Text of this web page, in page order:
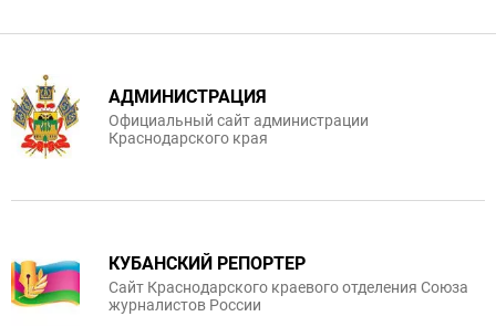
АДМИНИСТРАЦИЯ
Официальный сайт администрации
Краснодарского края
КУБАНСКИЙ РЕПОРТЕР
Сайт Краснодарского краевого отделения Союза
журналистов России